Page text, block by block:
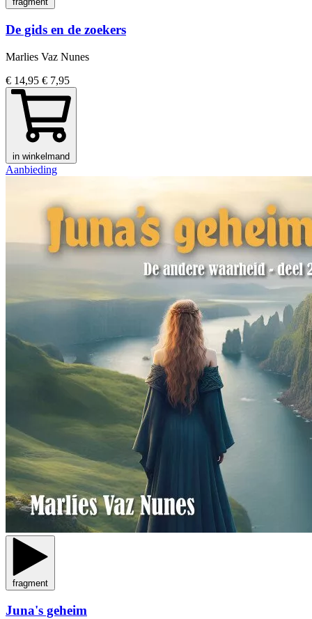
De gids en de zoekers
Marlies Vaz Nunes
€ 14,95 € 7,95
in winkelmand
Aanbieding
fragment
Juna's geheim